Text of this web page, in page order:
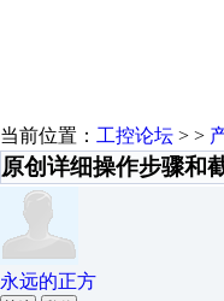
当前位置： 工控论坛 > >
原创详细操作步骤和
永远的正方